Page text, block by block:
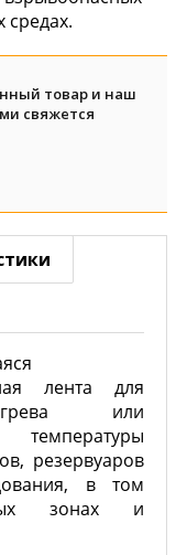
средах.
товар и наш
свяжется
лента для
или
резервуаров
в том
зонах и